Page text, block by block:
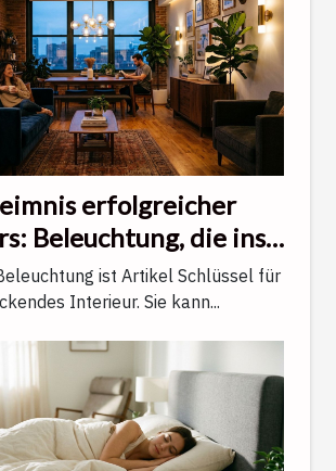
erfolgreicher
Beleuchtung, die ins
ist Artikel Schlüssel für
Interieur. Sie kann...